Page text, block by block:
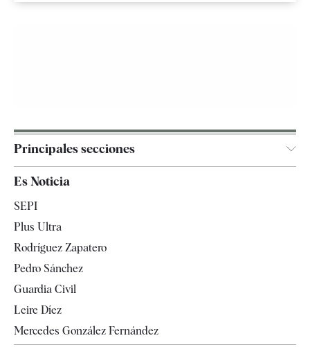
Principales secciones
España
Televisión
Es Noticia
SEPI
Plus Ultra
Rodríguez Zapatero
Pedro Sánchez
Guardia Civil
Leire Díez
Mercedes González Fernández